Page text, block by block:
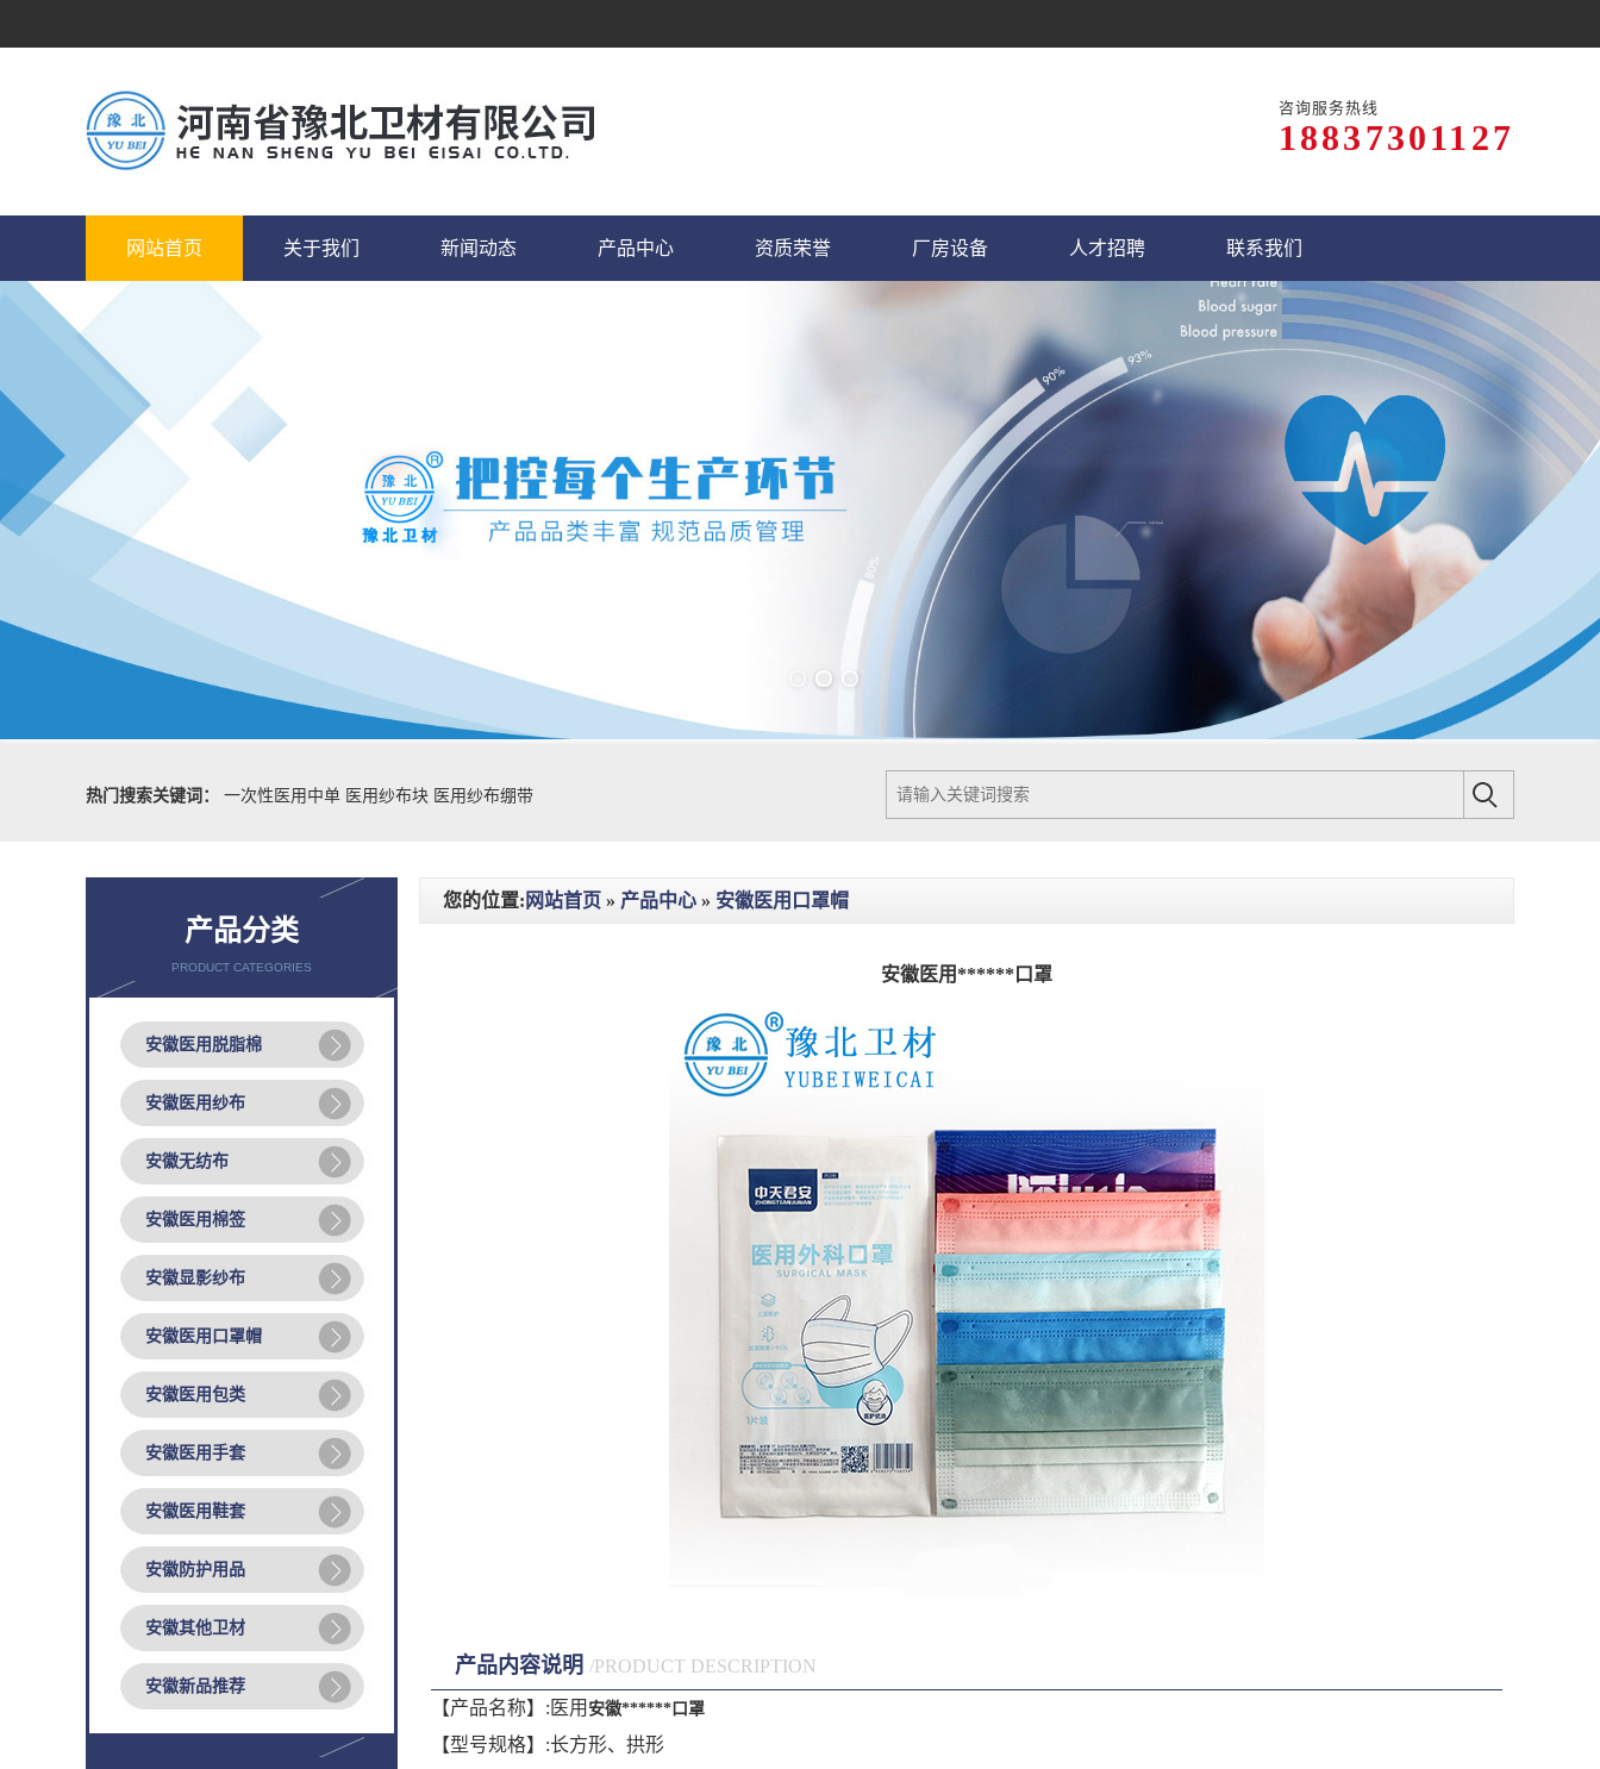
咨询服务热线
18837301127
网站首页 关于我们 新闻动态 产品中心 资质荣誉 厂房设备 人才招聘 联系我们
热门搜索关键词：
一次性医用中单 医用纱布块 医用纱布绷带
产品分类
PRODUCT CATEGORIES
安徽医用脱脂棉
安徽医用纱布
安徽无纺布
安徽医用棉签
安徽显影纱布
安徽医用口罩帽
安徽医用包类
安徽医用手套
安徽医用鞋套
安徽防护用品
安徽其他卫材
安徽新品推荐
您的位置: 网站首页 » 产品中心 » 安徽医用口罩帽
安徽医用******口罩
产品内容说明 /PRODUCT DESCRIPTION
【产品名称】:医用 安徽******口罩
【型号规格】:长方形、拱形